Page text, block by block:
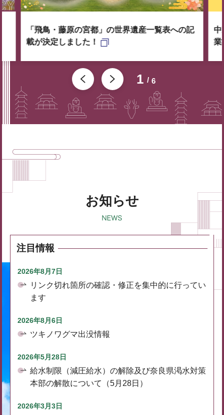
1 6
「飛鳥・藤原の宮都」の世界遺産一覧表への記
載が決定しました！
中
業
お知らせ
注目情報
2026年8月7日
リンク切れ箇所の確認・修正を集中的に行ってい
ます
2026年8月6日
ツキノワグマ出没情報
2026年5月28日
給水制限（減圧給水）の解除及び奈良県渇水対策
本部の解散について（5月28日）
2026年3月3日